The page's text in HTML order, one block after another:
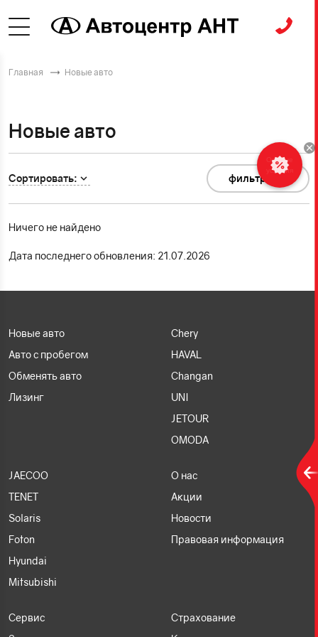
Главная Новые авто
Новые авто
Сортировать: фильтр 0
Ничего не найдено
Дата последнего обновления: 21.07.2026
Новые авто
Авто с пробегом
Обменять авто
Лизинг
Chery
HAVAL
Changan
UNI
JETOUR
OMODA
JAECOO
TENET
Solaris
Foton
Hyundai
Mitsubishi
О нас
Акции
Новости
Правовая информация
Сервис
Страхование
Особые
условия